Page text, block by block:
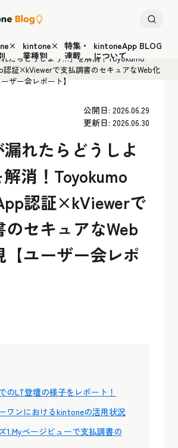
kintone×
業種別
特集・
連載
kintoneApp BLOG
について
れたらどうしよう…」を解消！Toyokumo
証×kViewerで支払調書のセキュアなWeb化
ザー会レポート】
公開日: 2026.06.29
更新日: 2026.06.30
漏れたらどうしよ
消！Toyokumo
認証×kViewerで
のセキュアなWeb
【ユーザー会レポ
のLT登壇の様子をレポート！
ワンにおけるkintoneの活用状況
1.Myページビューで支払調書の